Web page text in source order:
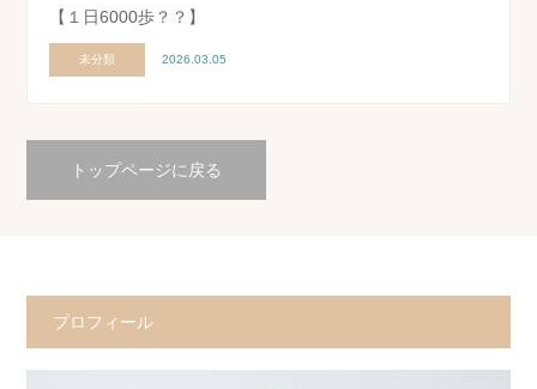
【１日6000歩？？】
未分類 2026.03.05
トップページに戻る
プロフィール